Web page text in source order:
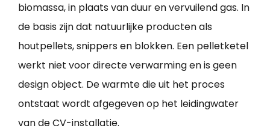
biomassa, in plaats van duur en vervuilend gas. In
de basis zijn dat natuurlijke producten als
houtpellets, snippers en blokken. Een pelletketel
werkt niet voor directe verwarming en is geen
design object. De warmte die uit het proces
ontstaat wordt afgegeven op het leidingwater
van de CV-installatie.